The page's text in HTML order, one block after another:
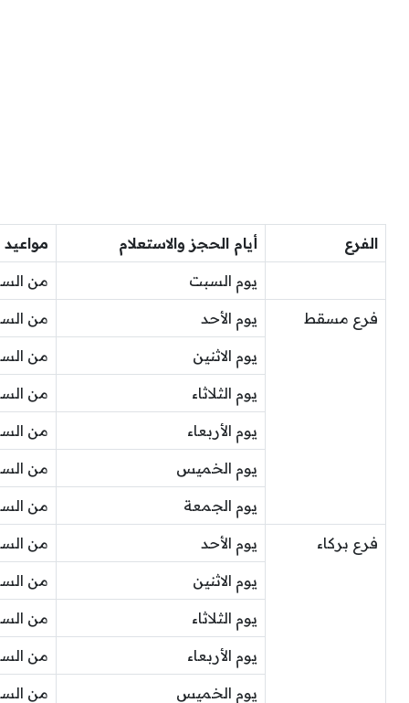
الفرع أيام الحجز والاستعلام مواعيد
يوم السبت من الساعة 9 صباحًا إلى
فرع مسقط يوم الأحد من الساعة 9 صباحًا إلى
يوم الاثنين من الساعة 9 صباحًا إلى
يوم الثلاثاء من الساعة 9 صباحًا إلى
يوم الأربعاء من الساعة 9 صباحًا إلى
يوم الخميس من الساعة 9 صباحًا إلى
يوم الجمعة من الساعة 9 صباحًا إلى
فرع بركاء يوم الأحد من الساعة 10 صباحًا
يوم الاثنين من الساعة 10 صباحًا
يوم الثلاثاء من الساعة 10 صباحًا
يوم الأربعاء من الساعة 10 صباحًا
يوم الخميس من الساعة 9 صباحًا إلى